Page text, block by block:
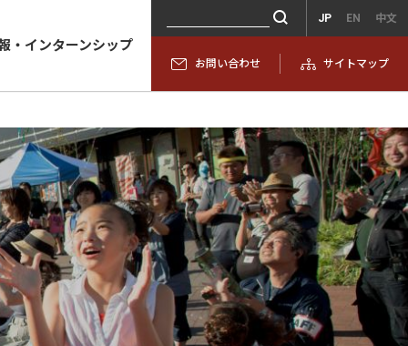
・インターンシップ
JP EN 中文
お問い合わせ サイトマップ